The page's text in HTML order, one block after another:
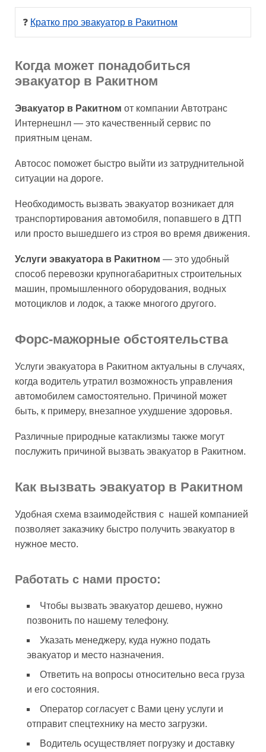
❓ Кратко про эвакуатор в Ракитном
Когда может понадобиться
эвакуатор в Ракитном
Эвакуатор в Ракитном от компании Автотранс
Интернешнл — это качественный сервис по
приятным ценам.
Автосос поможет быстро выйти из затруднительной
ситуации на дороге.
Необходимость вызвать эвакуатор возникает для
транспортирования автомобиля, попавшего в ДТП
или просто вышедшего из строя во время движения.
Услуги эвакуатора в Ракитном — это удобный
способ перевозки крупногабаритных строительных
машин, промышленного оборудования, водных
мотоциклов и лодок, а также многого другого.
Форс-мажорные обстоятельства
Услуги эвакуатора в Ракитном актуальны в случаях,
когда водитель утратил возможность управления
автомобилем самостоятельно. Причиной может
быть, к примеру, внезапное ухудшение здоровья.
Различные природные катаклизмы также могут
послужить причиной вызвать эвакуатор в Ракитном.
Как вызвать эвакуатор в Ракитном
Удобная схема взаимодействия с нашей компанией
позволяет заказчику быстро получить эвакуатор в
нужное место.
Работать с нами просто:
Чтобы вызвать эвакуатор дешево, нужно
позвонить по нашему телефону.
Указать менеджеру, куда нужно подать
эвакуатор и место назначения.
Ответить на вопросы относительно веса груза
и его состояния.
Оператор согласует с Вами цену услуги и
отправит спецтехнику на место загрузки.
Водитель осуществляет погрузку и доставку